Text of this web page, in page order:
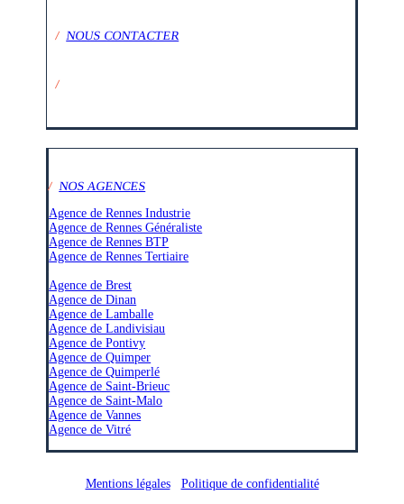
/NOUS CONTACTER
/
/ NOS AGENCES
Agence de Rennes Industrie
Agence de Rennes Généraliste
Agence de Rennes BTP
Agence de Rennes Tertiaire
Agence de Brest
Agence de Dinan
Agence de Lamballe
Agence de Landivisiau
Agence de Pontivy
Agence de Quimper
Agence de Quimperlé
Agence de Saint-Brieuc
Agence de Saint-Malo
Agence de Vannes
Agence de Vitré
Mentions légales/ Politique de confidentialité